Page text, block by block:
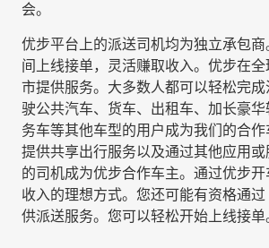
会。
优步平台上的派送司机均为独立承包
间上线接单，灵活赚取收入。优步在
市提供服务。大多数人都可以轻松完
驶公共汽车、货车、出租车、加长豪
务车等其他车型的用户成为我们的合
提供共享出行服务以及通过其他应用
的司机成为优步合作车主。通过优步
收入的理想方式。您还可能有资格通
供派送服务。您可以轻松开始上线接单